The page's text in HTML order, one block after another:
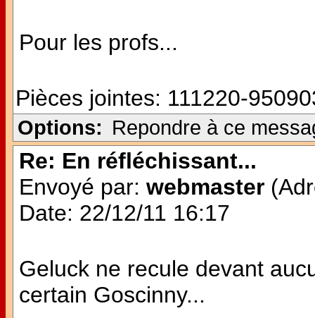
Pour les profs...
Pièces jointes: 111220-
Options: Repondre à ce
Re: En réfléchissant...
Envoyé par: webmaster
Date: 22/12/11 16:17
Geluck ne recule devant
certain Goscinny...